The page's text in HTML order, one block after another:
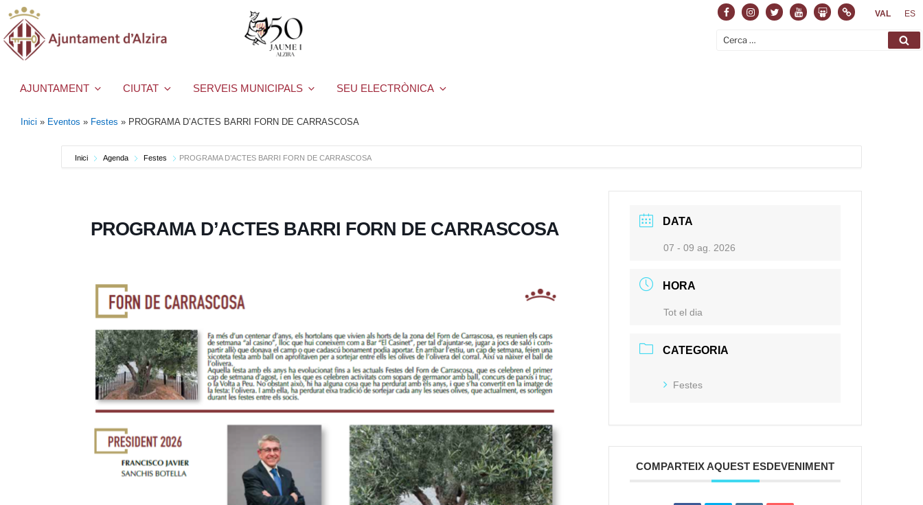
FacebookInstagram
TwitterYoutubeSlideshare
NormasVAL ES
Cerca:
AJUNTAMENT CIUTAT SERVEIS MUNICIPALS SEU ELECTRÒNICA
Inici » Eventos » Festes » PROGRAMA D’ACTES BARRI FORN DE CARRASCOSA
Inici Agenda Festes PROGRAMA D’ACTES BARRI FORN DE CARRASCOSA
PROGRAMA D’ACTES BARRI FORN DE CARRASCOSA DATA
07 - 09 ag. 2026
HORA
Tot el dia
CATEGORIA
Festes
COMPARTEIX AQUEST ESDEVENIMENT